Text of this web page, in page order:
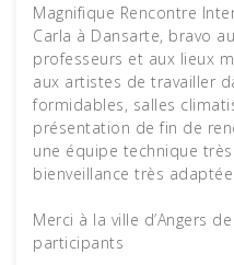
Magnifique Rencontre
Carla à Dansarte, bravo
professeurs et aux lieux
aux artistes de travailler
formidables, salles
présentation de fin de
une équipe technique
bienveillance très
Merci à la ville d’Angers
participants